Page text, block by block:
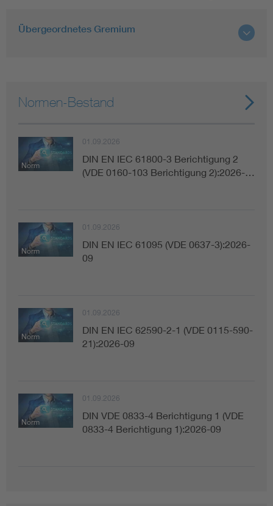
DKE Fachinformationen im Kontext der Normung
DIN VDE 0100 für sichere Elektroinstallationen
Übergeordnetes Gremium
Normen-Bestand
Norm
01.09.2026
DIN EN IEC 61800-3 Berichtigung 2
(VDE 0160-103 Berichtigung 2):2026-…
Norm
01.09.2026
DIN EN IEC 61095 (VDE 0637-3):2026-
09
Norm
01.09.2026
DIN EN IEC 62590-2-1 (VDE 0115-590-
21):2026-09
Norm
01.09.2026
DIN VDE 0833-4 Berichtigung 1 (VDE
0833-4 Berichtigung 1):2026-09